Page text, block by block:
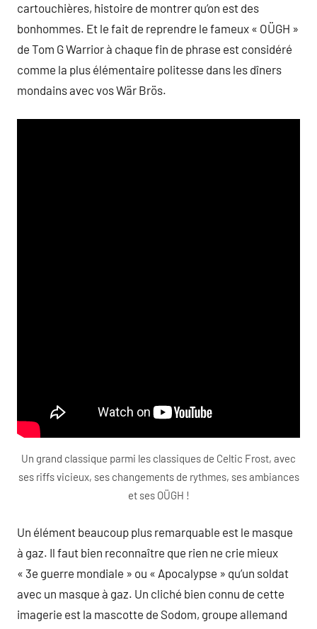
cartouchières, histoire de montrer qu’on est des
bonhommes. Et le fait de reprendre le fameux « OÜGH »
de Tom G Warrior à chaque fin de phrase est considéré
comme la plus élémentaire politesse dans les dîners
mondains avec vos Wär Brös.
Un grand classique parmi les classiques de Celtic Frost, avec
ses riffs vicieux, ses changements de rythmes, ses ambiances
et ses OÜGH !
Un élément beaucoup plus remarquable est le masque
à gaz. Il faut bien reconnaître que rien ne crie mieux
« 3e guerre mondiale » ou « Apocalypse » qu’un soldat
avec un masque à gaz. Un cliché bien connu de cette
imagerie est la mascotte de Sodom, groupe allemand